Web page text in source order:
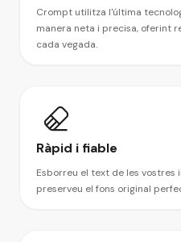
Crompt utilitza l'última
manera neta i precisa, oferint
cada vegada.
Ràpid i fiable
Esborreu el text de les vostres
preserveu el fons original